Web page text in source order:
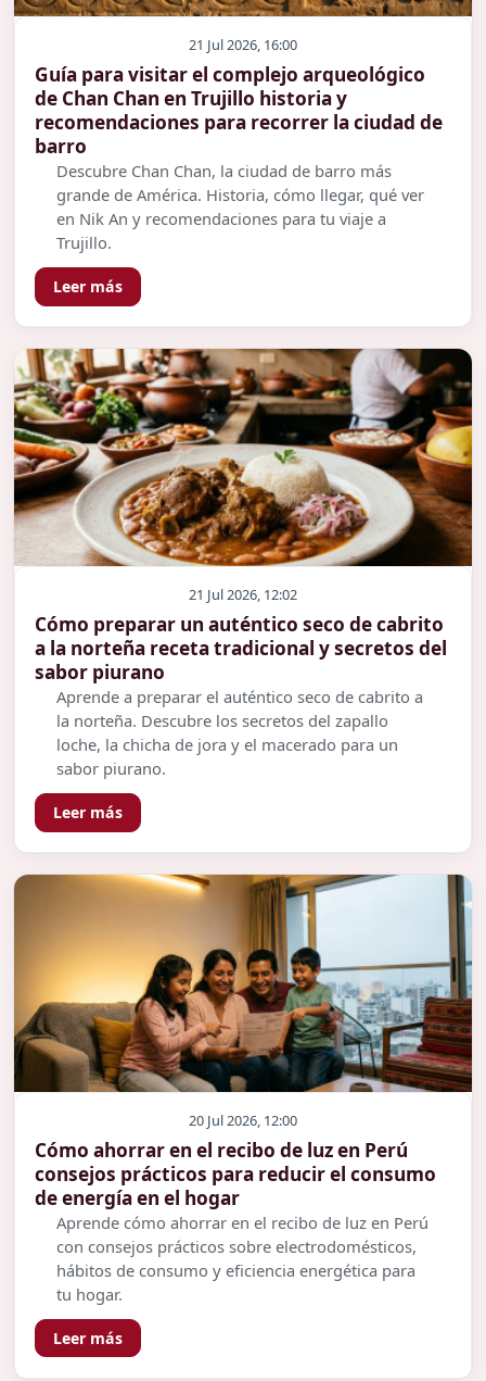
21 Jul 2026, 16:00
Guía para visitar el complejo arqueológico
de Chan Chan en Trujillo historia y
recomendaciones para recorrer la ciudad de
barro
Descubre Chan Chan, la ciudad de barro más
grande de América. Historia, cómo llegar, qué ver
en Nik An y recomendaciones para tu viaje a
Trujillo.
Leer más
21 Jul 2026, 12:02
Cómo preparar un auténtico seco de cabrito
a la norteña receta tradicional y secretos del
sabor piurano
Aprende a preparar el auténtico seco de cabrito a
la norteña. Descubre los secretos del zapallo
loche, la chicha de jora y el macerado para un
sabor piurano.
Leer más
20 Jul 2026, 12:00
Cómo ahorrar en el recibo de luz en Perú
consejos prácticos para reducir el consumo
de energía en el hogar
Aprende cómo ahorrar en el recibo de luz en Perú
con consejos prácticos sobre electrodomésticos,
hábitos de consumo y eficiencia energética para
tu hogar.
Leer más